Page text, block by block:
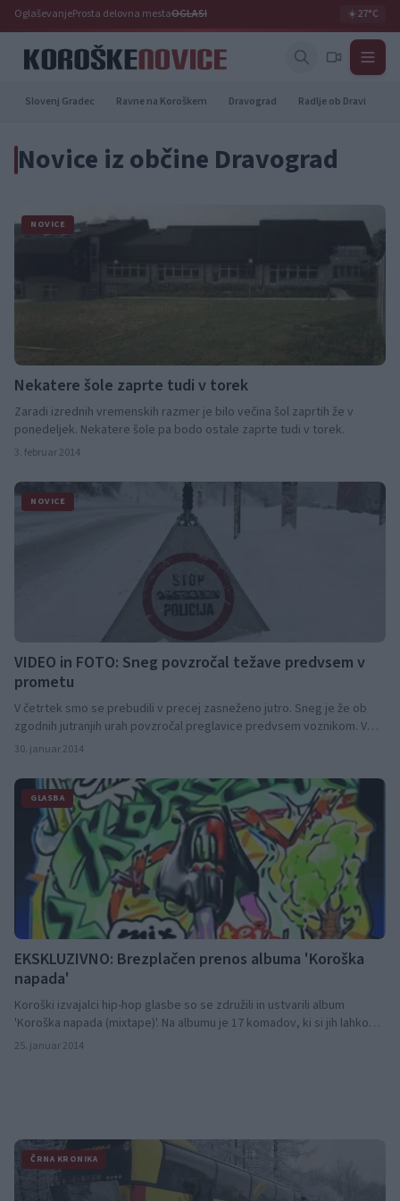
OglaševanjeProsta delovna mestaOGLASI ☀️27°C
Slovenj Gradec Ravne na Koroškem Dravograd Radlje ob Dravi
Novice iz občine Dravograd
NOVICE
Nekatere šole zaprte tudi v torek
Zaradi izrednih vremenskih razmer je bilo večina šol zaprtih že v
ponedeljek. Nekatere šole pa bodo ostale zaprte tudi v torek.
3. februar 2014
NOVICE
VIDEO in FOTO: Sneg povzročal težave predvsem v
prometu
V četrtek smo se prebudili v precej zasneženo jutro. Sneg je že ob
zgodnih jutranjih urah povzročal preglavice predvsem voznikom. V
jutranji prometni nesreči v Dovžah je ena oseba ostala ukleščena v
30. januar 2014
GLASBA
EKSKLUZIVNO: Brezplačen prenos albuma 'Koroška
napada'
Koroški izvajalci hip-hop glasbe so se združili in ustvarili album
'Koroška napada (mixtape)'. Na albumu je 17 komadov, ki si jih lahko
brezplačno prenesete na naši spletni strani.
25. januar 2014
ČRNA KRONIKA